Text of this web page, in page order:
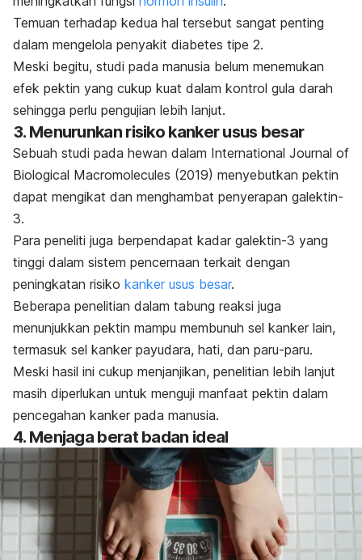
Temuan terhadap kedua hal tersebut sangat penting
dalam mengelola penyakit diabetes tipe 2.
Meski begitu, studi pada manusia belum menemukan
efek pektin yang cukup kuat dalam kontrol gula darah
sehingga perlu pengujian lebih lanjut.
3. Menurunkan risiko kanker usus besar
Sebuah studi pada hewan dalam International Journal of
Biological Macromolecules (2019) menyebutkan pektin
dapat mengikat dan menghambat penyerapan galektin-
3.
Para peneliti juga berpendapat kadar galektin-3 yang
tinggi dalam sistem pencernaan terkait dengan
peningkatan risiko kanker usus besar.
Beberapa penelitian dalam tabung reaksi juga
menunjukkan pektin mampu membunuh sel kanker lain,
termasuk sel kanker payudara, hati, dan paru-paru.
Meski hasil ini cukup menjanjikan, penelitian lebih lanjut
masih diperlukan untuk menguji manfaat pektin dalam
pencegahan kanker pada manusia.
4. Menjaga berat badan ideal